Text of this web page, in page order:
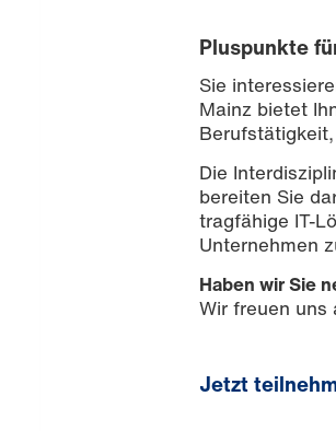
Bild:
Pluspunkte
Sie
Mainz bietet
Die
bereiten Sie
tragfähige IT-
Unternehmen
Haben wir Sie
Wir freuen uns
Jetzt